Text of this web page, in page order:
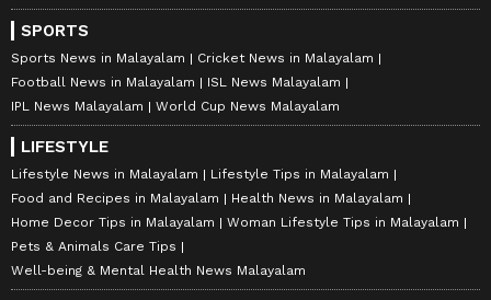
SPORTS
Sports News in Malayalam
Cricket News in Malayalam
Football News in Malayalam
ISL News Malayalam
IPL News Malayalam
World Cup News Malayalam
LIFESTYLE
Lifestyle News in Malayalam
Lifestyle Tips in Malayalam
Food and Recipes in Malayalam
Health News in Malayalam
Home Decor Tips in Malayalam
Woman Lifestyle Tips in Malayalam
Pets & Animals Care Tips
Well-being & Mental Health News Malayalam